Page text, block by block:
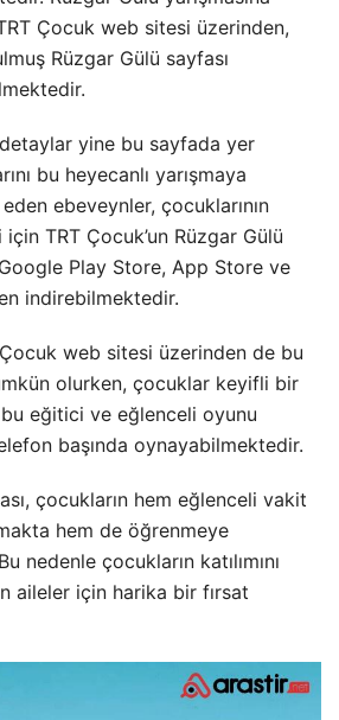
Çocuk web sitesi üzerinden,
Rüzgar Gülü sayfası
yine bu sayfada yer
bu heyecanlı yarışmaya
ebeveynler, çocuklarının
için TRT Çocuk’un Rüzgar Gülü
Play Store, App Store ve
indirebilmektedir.
web sitesi üzerinden de bu
olurken, çocuklar keyifli bir
eğitici ve eğlenceli oyunu
başında oynayabilmektedir.
çocukların hem eğlenceli vakit
hem de öğrenmeye
nedenle çocukların katılımını
aileler için harika bir fırsat